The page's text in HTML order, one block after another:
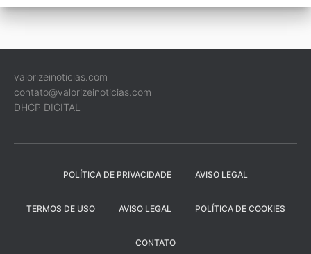
valorizeinoticias.com
contato@valorizeinoticias.com
DHCP DIGITAL
POLÍTICA DE PRIVACIDADE AVISO LEGAL
TERMOS DE USO AVISO LEGAL POLÍTICA DE COOKIES
CONTATO